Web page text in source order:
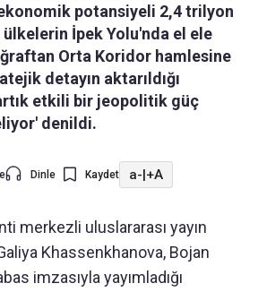
potansiyeli 2,4 trilyon
İpek Yolu'nda el ele
Orta Koridor hamlesine
detayın aktarıldığı
etkili bir jeopolitik güç
denildi.
Dinle Kaydet a-|+A
merkezli uluslararası yayın
Khassenkhanova, Bojan
imzasıyla yayımladığı